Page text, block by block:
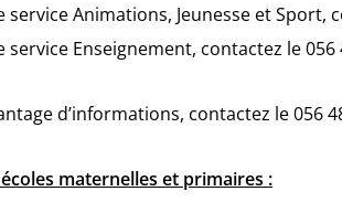
service Animations, Jeunesse et Sport,
service Enseignement, contactez le 056
d’informations, contactez le 056
maternelles et primaires :